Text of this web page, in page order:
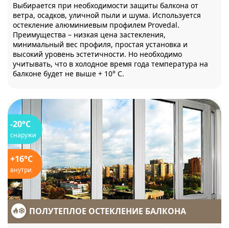
Выбирается при необходимости защиты балкона от
ветра, осадков, уличной пыли и шума. Используется
остекление алюминиевым профилем Provedal.
Преимущества – низкая цена застекления,
минимальный вес профиля, простая установка и
высокий уровень эстетичности. Но необходимо
учитывать, что в холодное время года температура на
балконе будет не выше + 10° С.
-20°C
снаружи
+16°C
внутри
ПОЛУТЕПЛОЕ ОСТЕКЛЕНИЕ БАЛКОНА